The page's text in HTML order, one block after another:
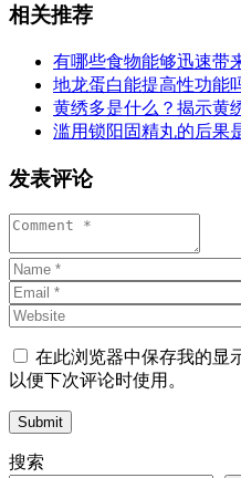
相关推荐
有哪些食物能够迅速带
地龙蛋白能提高性功能
黄绣多是什么？揭示黄
滥用锁阳固精丸的后果
发表评论
在此浏览器中保存我的显
以便下次评论时使用。
Submit
搜索